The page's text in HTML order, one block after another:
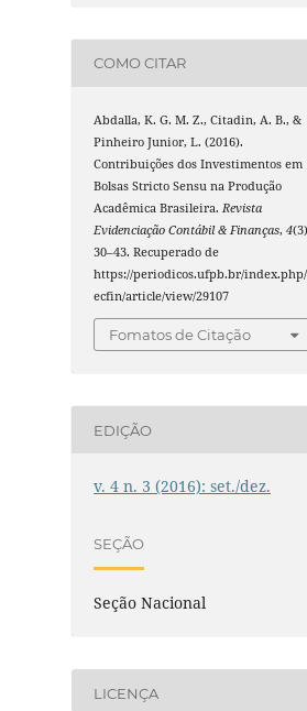
COMO CITAR
Abdalla, K. G. M. Z., Citadin, A. B., &
Pinheiro Junior, L. (2016).
Contribuições dos Investimentos em
Bolsas Stricto Sensu na Produção
Acadêmica Brasileira. Revista
Evidenciação Contábil & Finanças,4
30–43. Recuperado de
https://periodicos.ufpb.br/
ecfin/article/view/29107
Fomatos de Citação
EDIÇÃO
v. 4 n. 3 (2016): set./dez.
SEÇÃO
Seção Nacional
LICENÇA